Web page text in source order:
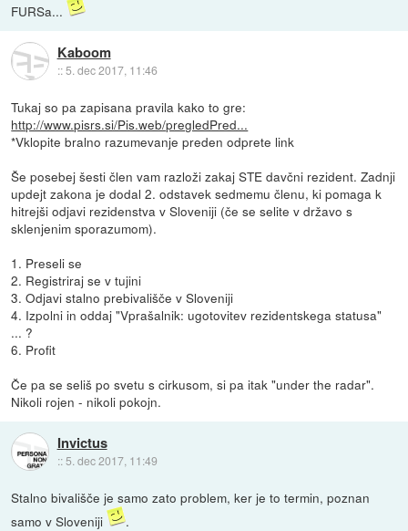
FURSa...
Kaboom
::5. dec 2017, 11:46
Tukaj so pa zapisana pravila kako to gre:
http://www.pisrs.si/Pis.web/pregledPred...
*Vklopite bralno razumevanje preden odprete link
Še posebej šesti člen vam razloži zakaj STE davčni rezident. Zadnji
updejt zakona je dodal 2. odstavek sedmemu členu, ki pomaga k
hitrejši odjavi rezidenstva v Sloveniji (če se selite v državo s
sklenjenim sporazumom).
1. Preseli se
2. Registriraj se v tujini
3. Odjavi stalno prebivališče v Sloveniji
4. Izpolni in oddaj "Vprašalnik: ugotovitev rezidentskega statusa"
... ?
6. Profit
Če pa se seliš po svetu s cirkusom, si pa itak "under the radar".
Nikoli rojen - nikoli pokojn.
Invictus
:: 5. dec 2017, 11:49
Stalno bivališče je samo zato problem, ker je to termin, poznan
samo v Sloveniji
.